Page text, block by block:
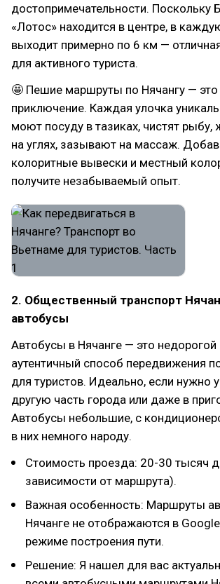
достопримечательности. Поскольку
«Лотос» находится в центре, в
выходит примерно по 6 км —
для активного туриста.
🤩 Пешие маршруты по Нячангу — это
приключение. Каждая улочка
моют посуду в тазиках, чистят рыбу,
на углях, зазывают на массаж.
колоритные вывески и местный
получите незабываемый опыт.
2. Общественный транспорт
автобусы
Автобусы в Нячанге — это недорогой
аутентичный способ передвижения
для туристов. Идеально, если нужно
другую часть города или даже в
Автобусы небольшие, с
в них немного народу.
Стоимость проезда: 20-30 тысяч
зависимости от маршрута).
Важная особенность: Маршруты
Нячанге не отображаются в
режиме построения пути.
Решение: Я нашел для вас